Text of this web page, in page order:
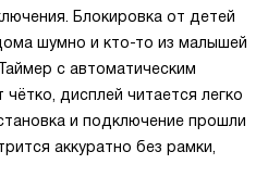
Блокировка от детей
шумно и кто-то из малышей
с автоматическим
дисплей читается легко
и подключение прошли
аккуратно без рамки,